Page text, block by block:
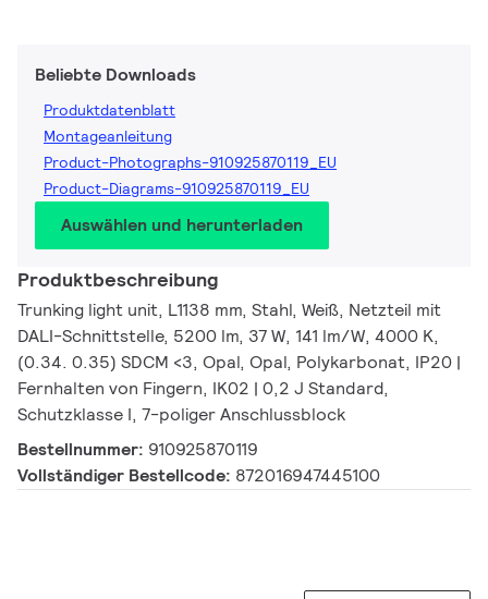
Beliebte Downloads
Produktdatenblatt
Montageanleitung
Product-Photographs-910925870119_EU
Product-Diagrams-910925870119_EU
Auswählen und herunterladen
Produktbeschreibung
Trunking light unit, L1138 mm, Stahl, Weiß, Netzteil mit
DALI-Schnittstelle, 5200 lm, 37 W, 141 lm/W, 4000 K,
(0.34. 0.35) SDCM <3, Opal, Opal, Polykarbonat, IP20 |
Fernhalten von Fingern, IK02 | 0,2 J Standard,
Schutzklasse I, 7-poliger Anschlussblock
Bestellnummer: 910925870119
Vollständiger Bestellcode: 872016947445100